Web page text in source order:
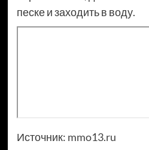
песке и заходить в воду.
Источник: mmo13.ru